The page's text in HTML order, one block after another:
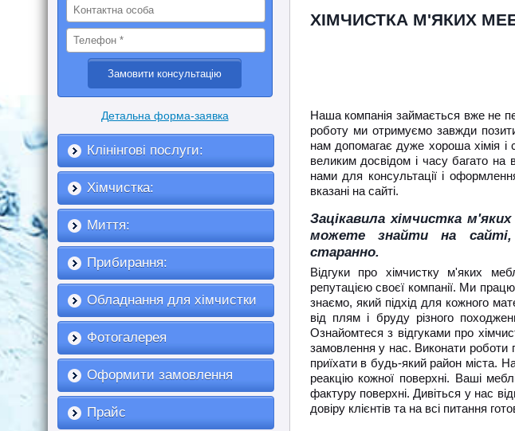
Детальна форма-заявка
Клінінгові послуги:
Хімчистка:
Миття:
Прибирання:
Обладнання для хімчистки
Фотогалерея
Оформити замовлення
Прайс
ХІМЧИСТКА М'ЯКИХ
Наша компанія займається вже не
роботу ми отримуємо завжди
нам допомагає дуже хороша хімія
великим досвідом і часу багато
нами для консультації і
вказані на сайті.
Зацікавила хімчистка
можете знайти на
старанно.
Відгуки про хімчистку м'яких
репутацією своєї компанії. Ми
знаємо, який підхід для кожного
від плям і бруду різного
Ознайомтеся з відгуками про
замовлення у нас. Виконати роботи
приїхати в будь-який район міста.
реакцію кожної поверхні. Ваші
фактуру поверхні. Дивіться у нас
довіру клієнтів та на всі питання